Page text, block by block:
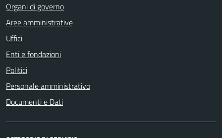
Organi di governo
Aree amministrative
Uffici
Enti e fondazioni
Politici
Personale amministrativo
Documenti e Dati